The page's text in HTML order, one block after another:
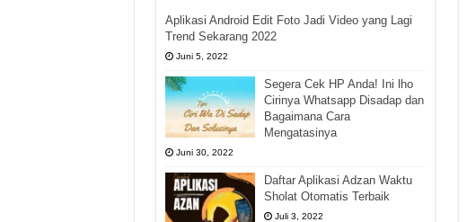
Aplikasi Android Edit Foto Jadi Video yang Lagi
Trend Sekarang 2022
Juni 5, 2022
Segera Cek HP Anda! Ini lho
Cirinya Whatsapp Disadap dan
Bagaimana Cara
Mengatasinya
Juni 30, 2022
Daftar Aplikasi Adzan Waktu
Sholat Otomatis Terbaik
Juli 3, 2022